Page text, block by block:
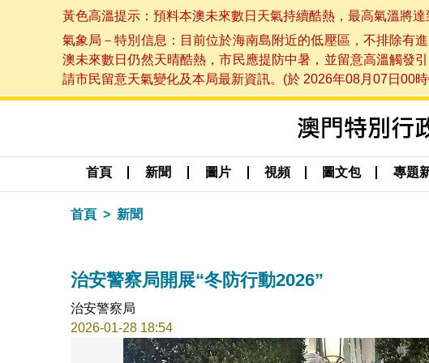
黃色高溫提示：預料本澳未來數日天氣持續酷熱，最高氣溫將
氣象局－特別信息：目前位於海南島附近的低壓區，不排除有
澳未來數日仍然天晴酷熱，市民應提防中暑，並留意高溫觸發
請市民留意天氣變化及本局最新資訊。(於 2026年08月07日00
首頁 新聞 圖片 視頻 圖文包 專題
首頁 新聞
治安警察局開展“冬防行動2026”
治安警察局
2026-01-28 18:54